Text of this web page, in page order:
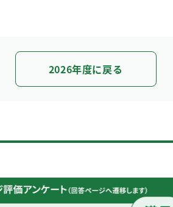
2026年度に戻る